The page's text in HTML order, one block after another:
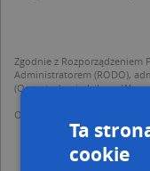
Zgodnie z Rozporządzeniem
Administratorem (RODO),
(Operator) z siedzibą w
Operator przetwarza dane
dodania ich do bazy
mapach (art. 6 ust. 1
udostępniania
Ta
cookie